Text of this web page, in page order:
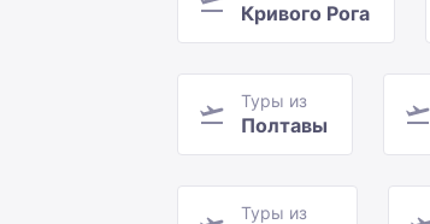
Кривого Рога
Туры из
Полтавы
Туры из